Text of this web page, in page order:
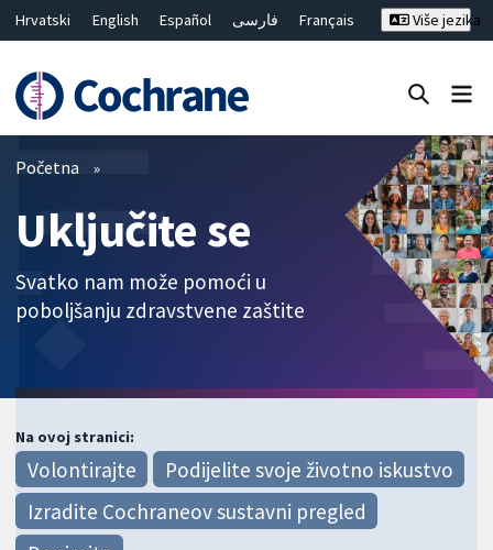
Hrvatski English Español فارسی
Français
繁體中文
简体中文
Više jezika
Prečistači Close search ✖
Početna
Uključite se
Svatko nam može pomoći u
poboljšanju zdravstvene zaštite
Na ovoj stranici:
Volontirajte
Podijelite svoje životno iskustvo
Izradite Cochraneov sustavni pregled